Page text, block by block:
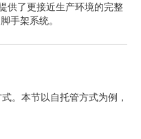
供了更接近生产环境的完整
手架系统。
。本节以自托管方式为例，